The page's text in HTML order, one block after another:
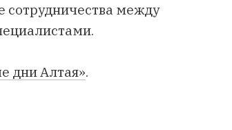
сотрудничества между
дни Алтая».